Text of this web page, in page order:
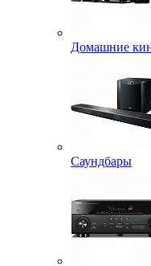
Домашние
Саундбары